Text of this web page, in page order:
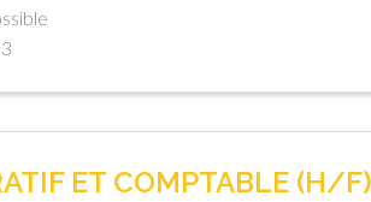
ET COMPTABLE (H/F)